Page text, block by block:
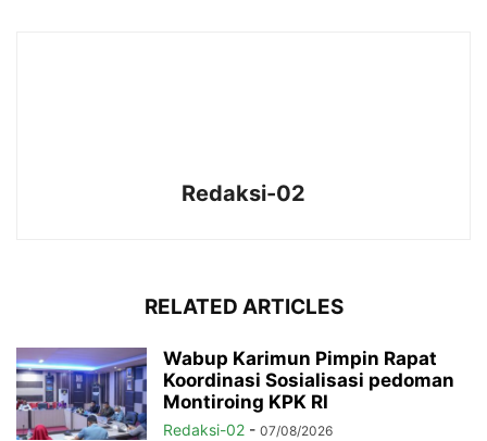
Redaksi-02
RELATED ARTICLES
Wabup Karimun Pimpin Rapat
Koordinasi Sosialisasi pedoman
Montiroing KPK RI
Redaksi-02 - 07/08/2026